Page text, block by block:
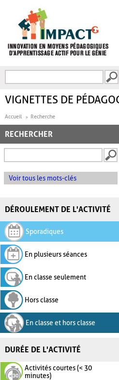
FORMULAIRE DE
VIGNETTES DE
Accueil Recherche
RECHERCHER
Voir tous les mots-clés
DÉROULEMENT DE L'ACTIVITÉ
Sporadiques
En plusieurs séances
En classe seulement
Hors classe
En classe et hors classe
DURÉE DE L'ACTIVITÉ
Activités courtes (< 30
minutes)